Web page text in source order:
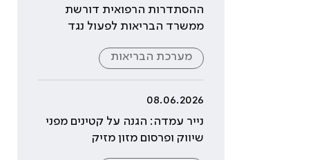
ההסתדרות הרפואית דורשת
ממשרד הבריאות לפעול נגד
מערכת הבריאות
08.06.2026
נייר עמדה: הגנה על קטינים מפני
שיווק ופרסום מזון מזיק